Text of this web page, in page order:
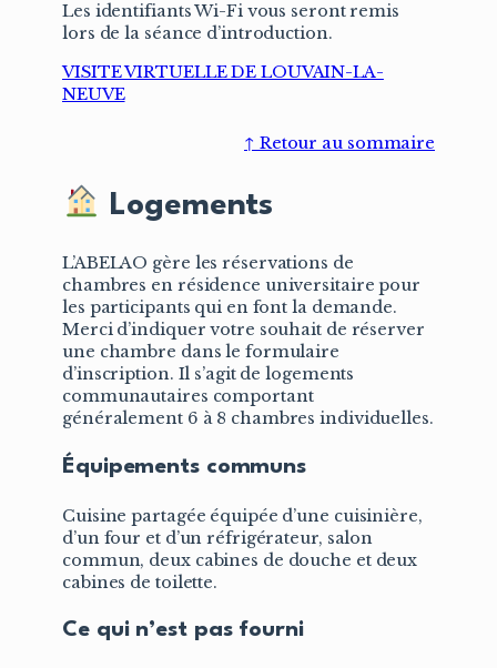
Les identifiants Wi-Fi vous seront remis
lors de la séance d’introduction.
VISITE VIRTUELLE DE LOUVAIN-LA-
NEUVE
↑ Retour au sommaire
Logements
L’ABELAO gère les réservations de
chambres en résidence universitaire pour
les participants qui en font la demande.
Merci d’indiquer votre souhait de réserver
une chambre dans le formulaire
d’inscription. Il s’agit de logements
communautaires comportant
généralement 6 à 8 chambres individuelles.
Équipements communs
Cuisine partagée équipée d’une cuisinière,
d’un four et d’un réfrigérateur, salon
commun, deux cabines de douche et deux
cabines de toilette.
Ce qui n’est pas fourni